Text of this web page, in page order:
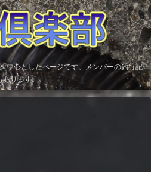
中心としたページです。メンバーの釣行記
あります。